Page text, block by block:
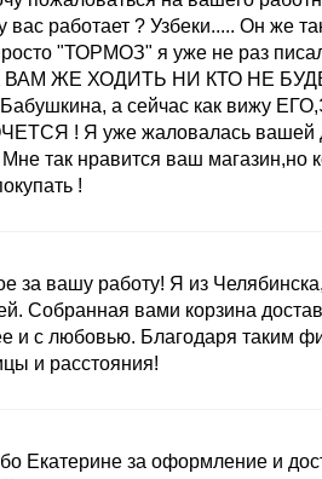
вас работает ? Узбеки..... Он же
"ТОРМОЗ" я уже не раз
ВАМ ЖЕ ХОДИТЬ НИ КТО НЕ
Бабушкина, а сейчас как вижу
! Я уже жаловалась вашей
Мне так нравится ваш магазин,но
!
за вашу работу! Я из
Собранная вами корзина
и с любовью. Благодаря таким
и расстояния!
Екатерине за оформление и